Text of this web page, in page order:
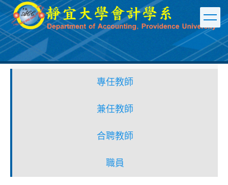
跳
到
主
要
內
容
區
專任教師
兼任教師
合聘教師
職員